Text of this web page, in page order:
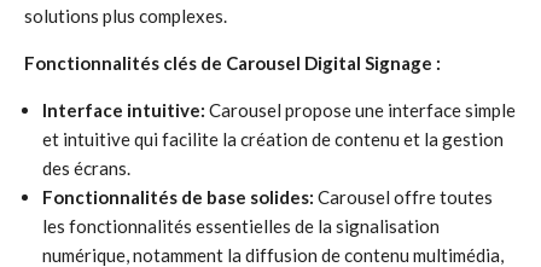
solutions plus complexes.
Fonctionnalités clés de Carousel Digital Signage :
Interface intuitive: Carousel propose une interface simple
et intuitive qui facilite la création de contenu et la gestion
des écrans.
Fonctionnalités de base solides: Carousel offre toutes
les fonctionnalités essentielles de la signalisation
numérique, notamment la diffusion de contenu multimédia,